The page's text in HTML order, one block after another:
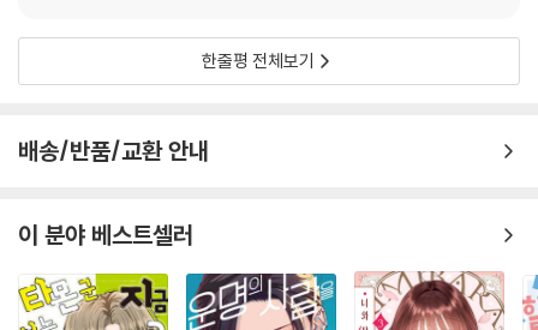
한줄평 전체보기
배송/반품/교환 안내
이 분야 베스트셀러